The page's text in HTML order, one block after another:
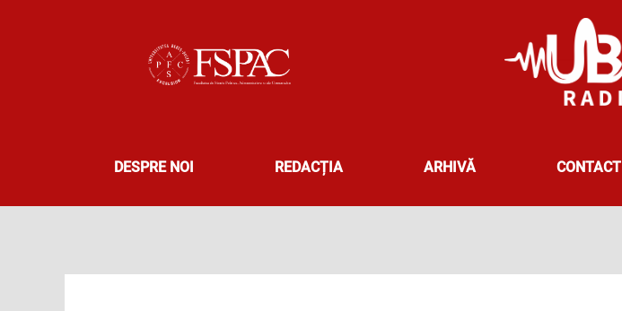
DESPRE NOI REDACȚIA ARHIVĂ CONTACT